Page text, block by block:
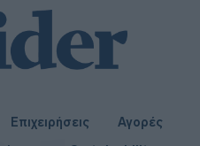
Επιχειρήσεις
Αγορές